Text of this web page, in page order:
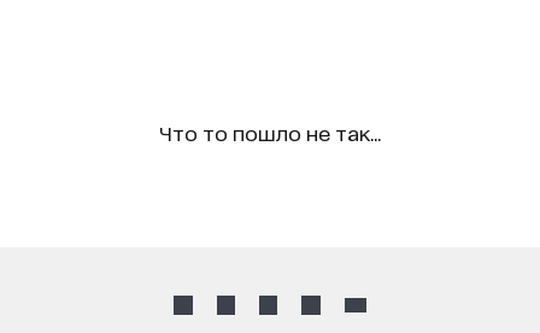
Что то пошло не так...